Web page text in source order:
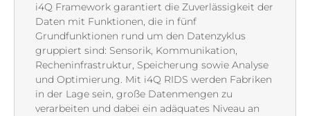
i4Q Framework garantiert die Zuverlässigkeit der
Daten mit Funktionen, die in fünf
Grundfunktionen rund um den Datenzyklus
gruppiert sind: Sensorik, Kommunikation,
Recheninfrastruktur, Speicherung sowie Analyse
und Optimierung. Mit i4Q RIDS werden Fabriken
in der Lage sein, große Datenmengen zu
verarbeiten und dabei ein adäquates Niveau an